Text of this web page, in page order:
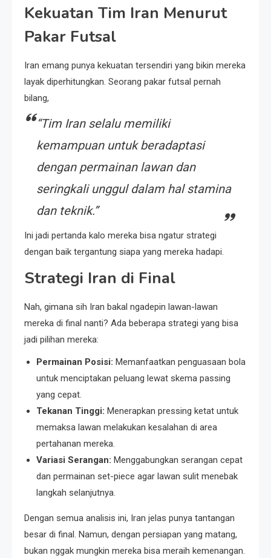
Kekuatan Tim Iran Menurut
Pakar Futsal
Iran emang punya kekuatan tersendiri yang bikin mereka
layak diperhitungkan. Seorang pakar futsal pernah
bilang,
“Tim Iran selalu memiliki
kemampuan untuk beradaptasi
dengan permainan lawan dan
seringkali unggul dalam hal stamina
dan teknik.”
Ini jadi pertanda kalo mereka bisa ngatur strategi
dengan baik tergantung siapa yang mereka hadapi.
Strategi Iran di Final
Nah, gimana sih Iran bakal ngadepin lawan-lawan
mereka di final nanti? Ada beberapa strategi yang bisa
jadi pilihan mereka:
Permainan Posisi: Memanfaatkan penguasaan bola
untuk menciptakan peluang lewat skema passing
yang cepat.
Tekanan Tinggi: Menerapkan pressing ketat untuk
memaksa lawan melakukan kesalahan di area
pertahanan mereka.
Variasi Serangan: Menggabungkan serangan cepat
dan permainan set-piece agar lawan sulit menebak
langkah selanjutnya.
Dengan semua analisis ini, Iran jelas punya tantangan
besar di final. Namun, dengan persiapan yang matang,
bukan nggak mungkin mereka bisa meraih kemenangan.